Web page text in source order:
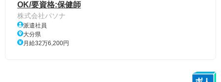
OK/要資格:保健師
株式会社パソナ
派遣社員
大分県
月給32万6,200円